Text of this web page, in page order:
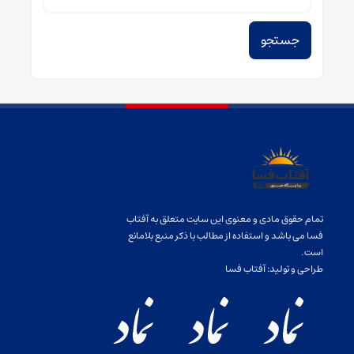
تمام حقوق مادی و معنوی این سایت متعلق به آفتاب
فسا می باشد و استفاده از مطالب با ذکر منبع بلامانع
است.
طراحی و تولید:آفتاب فسا